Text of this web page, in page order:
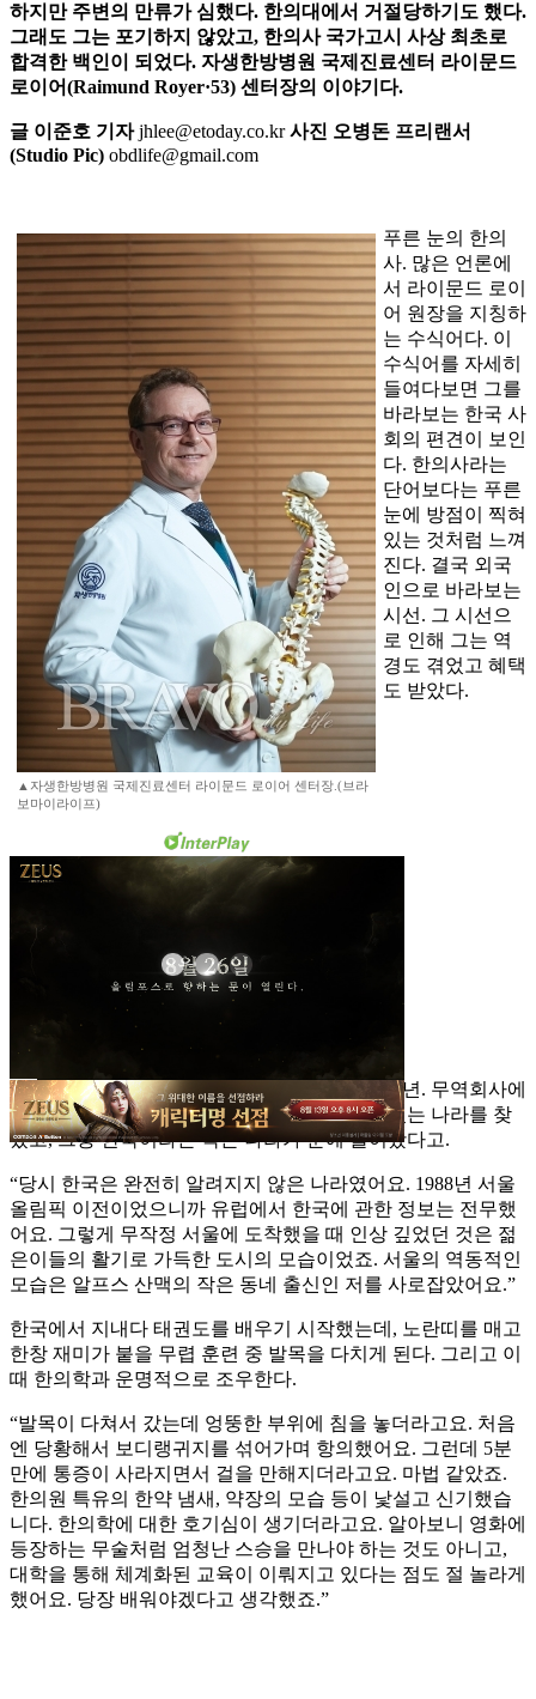
하지만 주변의 만류가 심했다. 한의대에서 거절당하기도 했다.
그래도 그는 포기하지 않았고, 한의사 국가고시 사상 최초로
합격한 백인이 되었다. 자생한방병원 국제진료센터 라이문드
로이어(Raimund Royer·53) 센터장의 이야기다.
글 이준호 기자jhlee@etoday.co.kr사진 오병돈 프리랜서
(Studio Pic) obdlife@gmail.com
▲자생한방병원 국제진료센터 라이문드 로이어 센터장.(브라
보마이라이프)
푸른 눈의 한의
사. 많은 언론에
서 라이문드 로이
어 원장을 지칭하
는 수식어다. 이
수식어를 자세히
들여다보면 그를
바라보는 한국 사
회의 편견이 보인
다. 한의사라는
단어보다는 푸른
눈에 방점이 찍혀
있는 것처럼 느껴
진다. 결국 외국
인으로 바라보는
시선. 그 시선으
로 인해 그는 역
경도 겪었고 혜택
도 받았다.
오스트리아인인 그가 처음 한국에 온 것은 1987년. 무역회사에
다니던 그는 동양의 아시아 문화를 경험할 수 있는 나라를 찾
았고, 그중 한국이라는 작은 나라가 눈에 들어왔다고.
“당시 한국은 완전히 알려지지 않은 나라였어요. 1988년 서울
올림픽 이전이었으니까 유럽에서 한국에 관한 정보는 전무했
어요. 그렇게 무작정 서울에 도착했을 때 인상 깊었던 것은 젊
은이들의 활기로 가득한 도시의 모습이었죠. 서울의 역동적인
모습은 알프스 산맥의 작은 동네 출신인 저를 사로잡았어요.”
한국에서 지내다 태권도를 배우기 시작했는데, 노란띠를 매고
한창 재미가 붙을 무렵 훈련 중 발목을 다치게 된다. 그리고 이
때 한의학과 운명적으로 조우한다.
“발목이 다쳐서 갔는데 엉뚱한 부위에 침을 놓더라고요. 처음
엔 당황해서 보디랭귀지를 섞어가며 항의했어요. 그런데 5분
만에 통증이 사라지면서 걸을 만해지더라고요. 마법 같았죠.
한의원 특유의 한약 냄새, 약장의 모습 등이 낯설고 신기했습
니다. 한의학에 대한 호기심이 생기더라고요. 알아보니 영화에
등장하는 무술처럼 엄청난 스승을 만나야 하는 것도 아니고,
대학을 통해 체계화된 교육이 이뤄지고 있다는 점도 절 놀라게
했어요. 당장 배워야겠다고 생각했죠.”